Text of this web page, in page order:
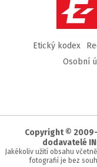
Etický kodex
Osobní
Copyright ©
dodavatelé
Jakékoliv užití obsahu
fotografií je bez